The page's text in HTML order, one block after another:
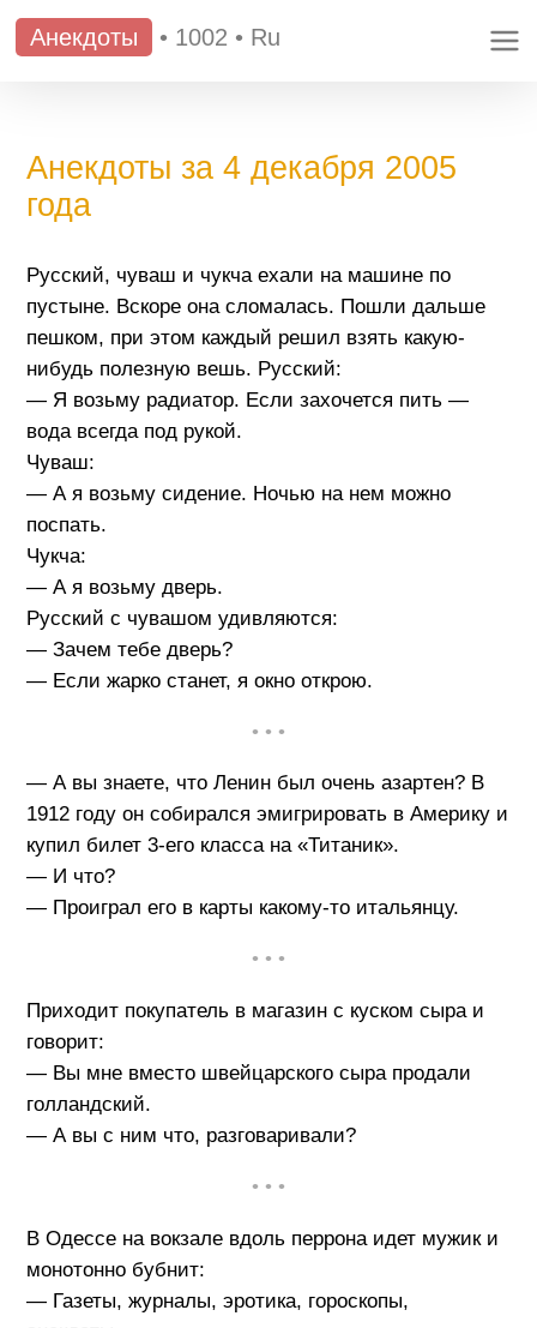
Анекдоты • 1002 • Ru
Анекдоты за 4 декабря 2005
года
Русский, чуваш и чукча ехали на машине по
пустыне. Вскоре она сломалась. Пошли дальше
пешком, при этом каждый решил взять какую-
нибудь полезную вешь. Русский:
— Я возьму радиатор. Если захочется пить —
вода всегда под рукой.
Чуваш:
— А я возьму сидение. Ночью на нем можно
поспать.
Чукча:
— А я возьму дверь.
Русский с чувашом удивляются:
— Зачем тебе дверь?
— Если жарко станет, я окно открою.
• • •
— А вы знаете, что Ленин был очень азартен? В
1912 году он собирался эмигрировать в Америку и
купил билет 3-его класса на «Титаник».
— И что?
— Проиграл его в карты какому-то итальянцу.
• • •
Приходит покупатель в магазин с куском сыра и
говорит:
— Вы мне вместо швейцарского сыра продали
голландский.
— А вы с ним что, разговаривали?
• • •
В Одессе на вокзале вдоль перрона идет мужик и
монотонно бубнит:
— Газеты, журналы, эротика, гороскопы,